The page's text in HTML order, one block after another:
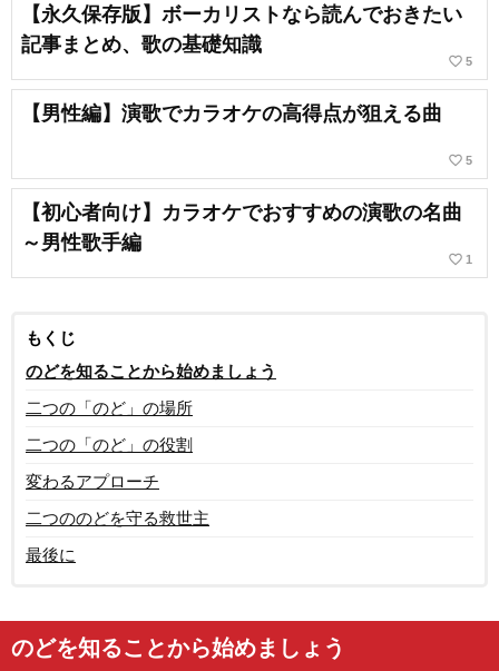
【永久保存版】ボーカリストなら読んでおきたい
記事まとめ、歌の基礎知識
favorite_border 5
【男性編】演歌でカラオケの高得点が狙える曲
favorite_border 5
【初心者向け】カラオケでおすすめの演歌の名曲
～男性歌手編
favorite_border 1
もくじ
のどを知ることから始めましょう
二つの「のど」の場所
二つの「のど」の役割
変わるアプローチ
二つののどを守る救世主
最後に
のどを知ることから始めましょう